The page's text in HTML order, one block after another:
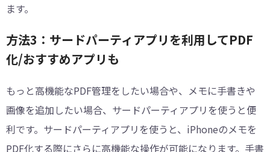
ます。
方法3：サードパーティアプリを利用してPDF
化/おすすめアプリも
もっと高機能なPDF管理をしたい場合や、メモに手書きや
画像を追加したい場合、サードパーティアプリを使うと便
利です。サードパーティアプリを使うと、iPhoneのメモを
PDF化する際にさらに高機能な操作が可能になります。手書